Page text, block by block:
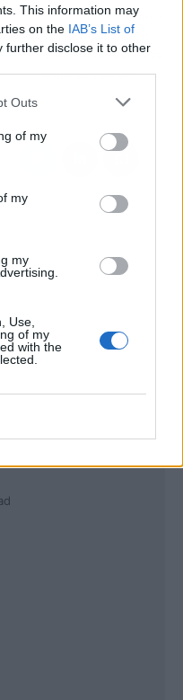
This information may
on the IAB’s List of
further disclose it to other
Outs
of my
my
my
Use,
of my
with the
Artículo siguiente
Valhotel, donde pasar
unos días de relax frente
al mar de Valencia